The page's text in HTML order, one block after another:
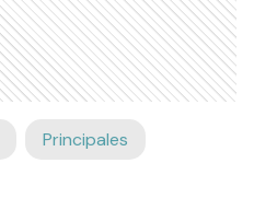
Principales